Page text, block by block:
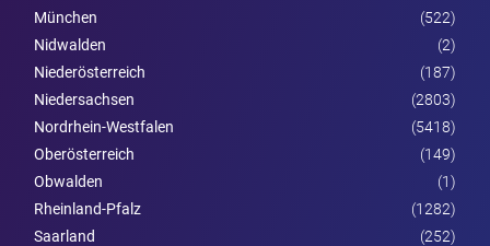
München
(522)
Nidwalden
(2)
Nieder­österreich
(187)
Niedersachsen
(2803)
Nordrhein-Westfalen
(5418)
Ober­österreich
(149)
Obwalden
(1)
Rheinland-Pfalz
(1282)
Saarland
(252)